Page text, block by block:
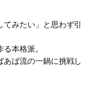
てみたい」と思わず引
本格派。
あば流の一鍋に挑戦し